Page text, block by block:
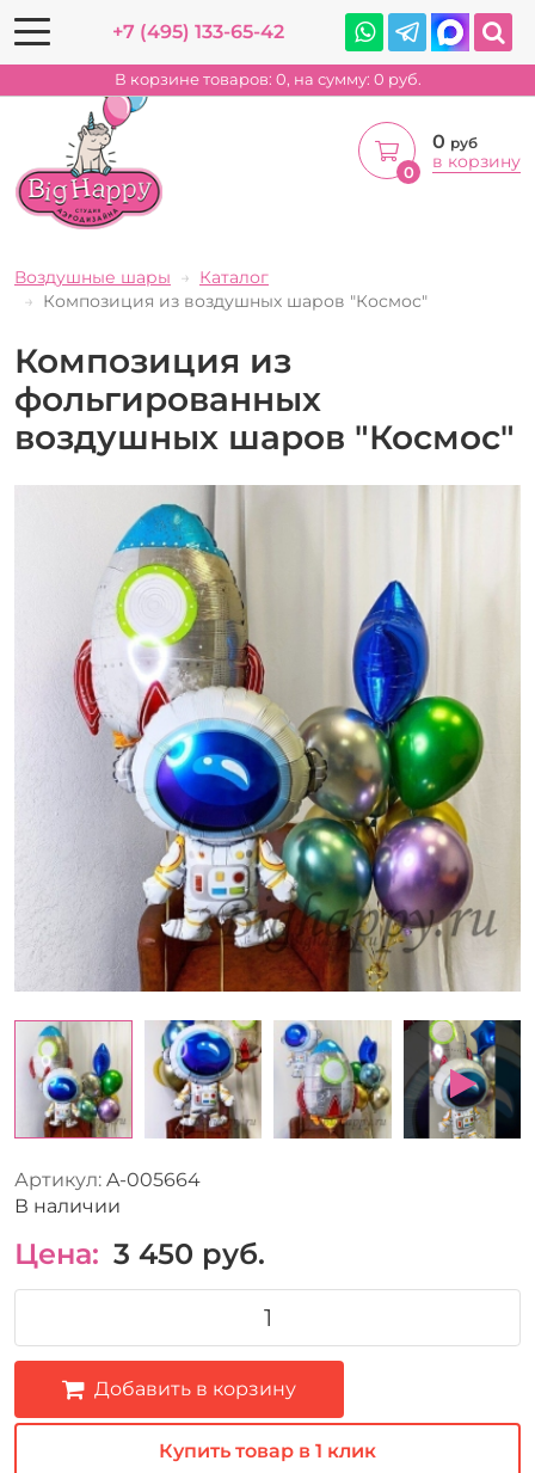
+7 (495) 133-65-42
В корзине товаров: 0, на сумму: 0 руб.
0
0 руб
в корзину
Воздушные шары
Каталог
Композиция из воздушных шаров "Космос"
Композиция из
фольгированных
воздушных шаров "Космос"
Артикул: A-005664
В наличии
Цена: 3 450 руб.
Добавить в корзину
Купить товар в 1 клик